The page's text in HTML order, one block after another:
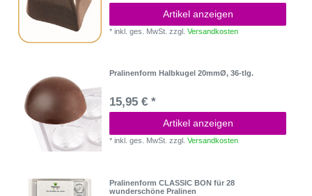
Artikel anzeigen
*inkl. ges. MwSt. zzgl.Versandkosten
Pralinenform Halbkugel 20mmØ, 36-tlg.
15,95 € *
Artikel anzeigen
*inkl. ges. MwSt. zzgl.Versandkosten
Pralinenform CLASSIC BON für 28
wunderschöne Pralinen